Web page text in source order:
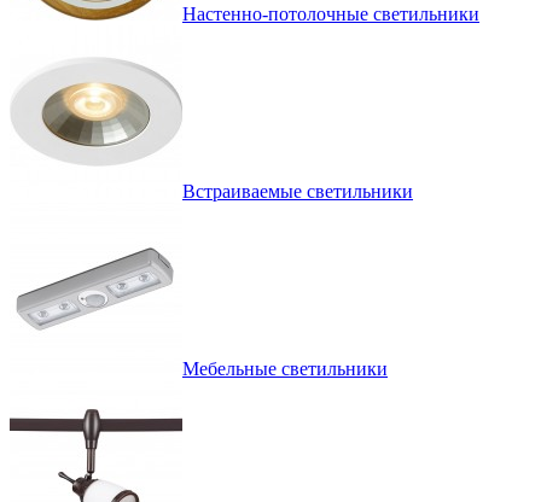
Настенно-потолочные светильники
Встраиваемые светильники
Мебельные светильники